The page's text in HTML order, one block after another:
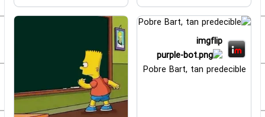
imgflip
Pobre Bart, tan predecible